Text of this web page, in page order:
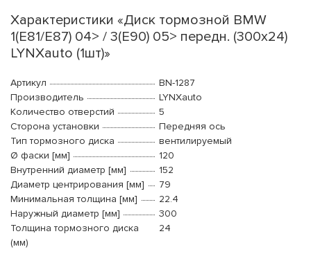
Характеристики «Диск тормозной BMW
1(E81/E87) 04> / 3(E90) 05> передн. (300x24)
LYNXauto (1шт)»
Артикул
BN-1287
Производитель
LYNXauto
Количество отверстий
5
Сторона установки
Передняя ось
Тип тормозного диска
вентилируемый
Ø фаски [мм]
120
Внутренний диаметр [мм]
152
Диаметр центрирования [мм]
79
Минимальная толщина [мм]
22.4
Наружный диаметр [мм]
300
Толщина тормозного диска
(мм)
24